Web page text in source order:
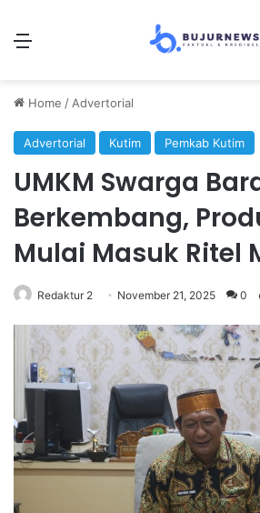
Menu
Home / Advertorial
Advertorial Kutim Pemkab Kutim
UMKM Swarga
Berkembang,
Mulai Masuk Ritel
Redaktur 2 November 21, 2025 0